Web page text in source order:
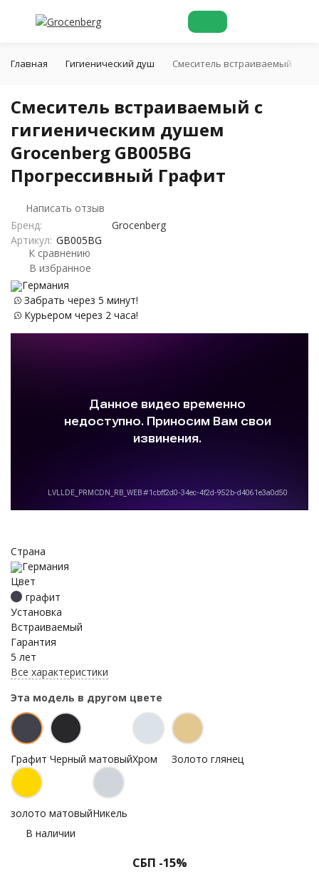
Главная Гигиенический душ Смеситель встраиваемый с
Смеситель встраиваемый с
гигиеническим душем
Grocenberg GB005BG
Прогрессивный Графит
Написать отзыв
Бренд:
Grocenberg
Артикул: GB005BG
К сравнению
В избранное
Германия
Забрать через 5 минут!
Курьером через 2 часа!
Страна
Германия
Цвет
графит
Установка
Встраиваемый
Гарантия
5 лет
Все характеристики
Эта модель в другом цвете
Графит Черный матовыйХром Золото глянец
золото матовыйНикель
В наличии
СБП -15%